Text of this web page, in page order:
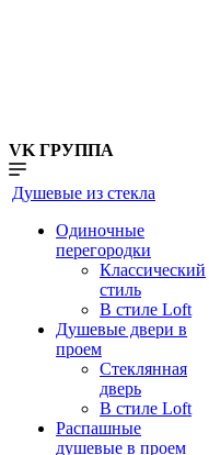
VK ГРУППА
Душевые из стекла
Одиночные
перегородки
Классический
стиль
В стиле Loft
Душевые двери в
проем
Стеклянная
дверь
В стиле Loft
Распашные
душевые в проем